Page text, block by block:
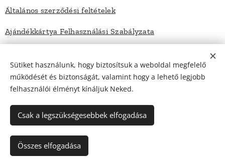
Általános szerződési feltételek
Ajándékkártya Felhasználási Szabályzata
Elérhetőségek
Kapcsolat
Impresszum
Minden jog fenntartva - Zsarátnok Bt - 2022
Sütiket használunk, hogy biztosítsuk a weboldal megfelelő
működését és biztonságát, valamint hogy a lehető legjobb
felhasználói élményt kínáljuk Neked.
Csak a legszükségesebbek elfogadása
Összes elfogadása